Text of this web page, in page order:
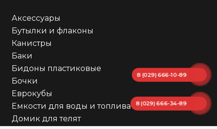
Аксессуары
Бутылки и флаконы
Канистры
Баки
Бидоны пластиковые
Бочки
Еврокубы
Емкости для воды и топлива
Домик для телят
8 (029) 666-10-89
8 (029) 666-34-89